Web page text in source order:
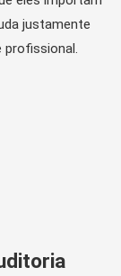
justamente
profissional.